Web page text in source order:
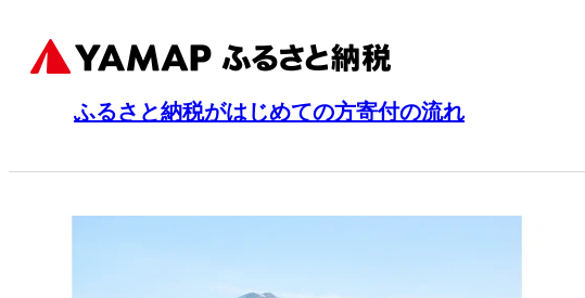
ふるさと納税がはじめての方寄付の流れ